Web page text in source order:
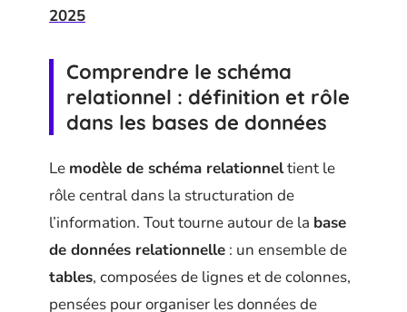
2025
Comprendre le schéma
relationnel : définition et rôle
dans les bases de données
Le modèle de schéma relationneltient le
rôle central dans la structuration de
l’information. Tout tourne autour de la base
de données relationnelle : un ensemble de
tables, composées de lignes et de colonnes,
pensées pour organiser les données de